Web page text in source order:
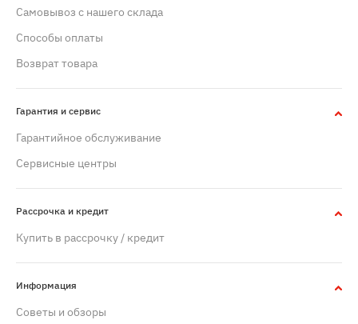
Самовывоз с нашего склада
Способы оплаты
Возврат товара
Гарантия и сервис
Гарантийное обслуживание
Сервисные центры
Рассрочка и кредит
Купить в рассрочку / кредит
Информация
Советы и обзоры